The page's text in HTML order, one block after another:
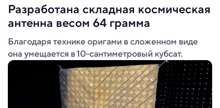
Разработана складная космическая
антенна весом 64 грамма
Благодаря технике оригами в сложенном виде
она умещается в 10-сантиметровый кубсат.